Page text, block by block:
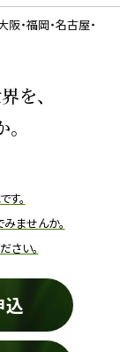
・福岡・名古屋・
を、
。
ませんか。
さい。
込